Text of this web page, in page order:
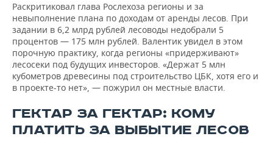
Раскритиковал глава Рослехоза регионы и за
невыполнение плана по доходам от аренды лесов. При
задании в 6,2 млрд рублей лесоводы недобрали 5
процентов — 175 млн рублей. Валентик увидел в этом
порочную практику, когда регионы «придерживают»
лесосеки под будущих инвесторов. «Держат 5 млн
кубометров древесины под строительство ЦБК, хотя его и
в проекте-то нет», — пожурил он местные власти.
ГЕКТАР ЗА ГЕКТАР: КОМУ
ПЛАТИТЬ ЗА ВЫБЫТИЕ ЛЕСОВ